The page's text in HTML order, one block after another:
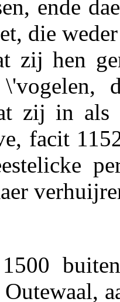
ende
die
zij hen
zij in als
facit